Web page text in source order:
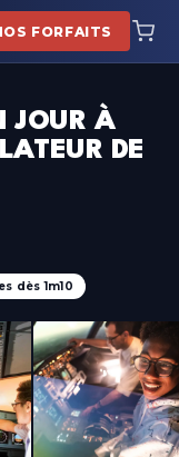
FORFAITS
JOUR À
DE
dès 1m10